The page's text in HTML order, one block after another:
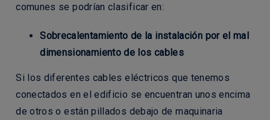
comunes se podrían clasificar en:
Sobrecalentamiento de la instalación por el mal
dimensionamiento de los cables
Si los diferentes cables eléctricos que tenemos
conectados en el edificio se encuentran unos encima
de otros o están pillados debajo de maquinaria